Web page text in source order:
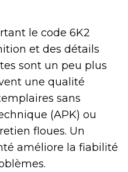
le code 6K2
et des détails
sont un peu plus
une qualité
sans
(APK) ou
floues. Un
améliore la fiabilité